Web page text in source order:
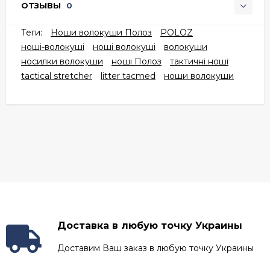
ОТЗЫВЫ 0
Теги: Ноши волокуши Полоз
POLOZ
ноші-волокуші
ноші волокуші
волокуши
носилки волокуши
ноші Полоз
тактичні ноші
tactical stretcher
litter tacmed ноши волокуши
Доставка в любую точку Украины
Доставим Ваш заказ в любую точку Украины